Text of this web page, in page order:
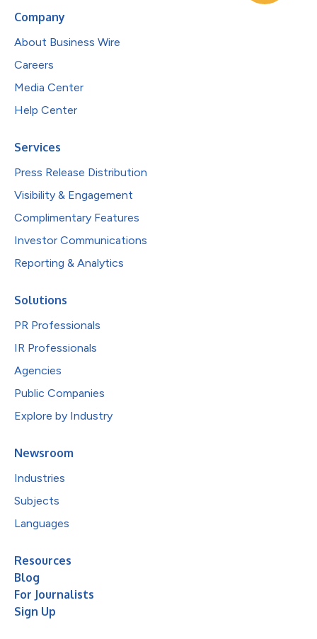
Company
About Business Wire
Careers
Media Center
Help Center
Services
Press Release Distribution
Visibility & Engagement
Complimentary Features
Investor Communications
Reporting & Analytics
Solutions
PR Professionals
IR Professionals
Agencies
Public Companies
Explore by Industry
Newsroom
Industries
Subjects
Languages
Resources
Blog
For Journalists
Sign Up